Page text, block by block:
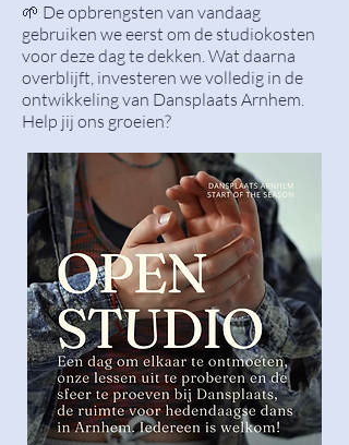
🌱 De opbrengsten van vandaag
gebruiken we eerst om de studiokosten
voor deze dag te dekken. Wat daarna
overblijft, investeren we volledig in de
ontwikkeling van Dansplaats Arnhem.
Help jij ons groeien?